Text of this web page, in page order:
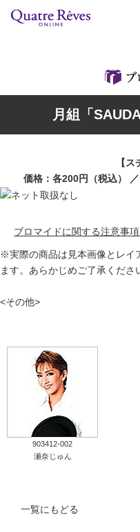
月組「
【ス
価格：各200円（税込）
ブロマイドに関する注意事
※実際の商品は見本画像とレイ
ます。あらかじめご了承くださ
<その他>
903412-002
瀬奈じゅん
一覧にもどる
組コレクション
BD・DVD・CD
ブック
グッズ
店舗情報
キャトルレーヴ オンライン
タカラヅカ・スカイ・ステー
配信deタカラヅカ
宝塚クリエイティブアーツ